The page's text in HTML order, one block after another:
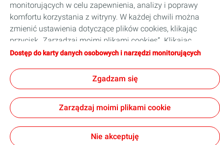
Porady i wskazówki
O TotalEnergies
Zostań naszym partnerem
Informacje prawnePolityka prywatności
Kodeks postępowania TotalEnergies
Cookies
monitorujących w celu zapewnienia, analizy i poprawy
komfortu korzystania z witryny. W każdej chwili można
zmienić ustawienia dotyczące plików cookies, klikając
przycisk „Zarządzaj moimi plikami cookies”. Klikając
przycisk „Akceptuję”, wyrażają Państwo zgodę na
kliknięcia przycisku „Odmawiam”, używane będą tylko
techniczne pliki cookies niezbędne do prawidłowego
funkcjonowania strony. Więcej informacji na ten temat
można znaleźć na stronie „Karta danych osobowych i
Dostęp do karty danych osobowych i narzędzi monitorujących
Zgadzam się
Zarządzaj moimi plikami cookie
Nie akceptuję